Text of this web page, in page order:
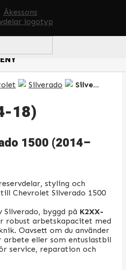
Silverado Silverado (14-18)
18)
1500 (2014–
styling och
Chevrolet Silverado 1500
Silverado, byggd på K2XX-
robust arbetskapacitet med
Oavsett om du använder
eller som entusiastbil
service, reparation och